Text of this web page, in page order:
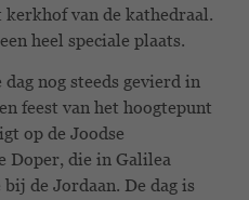
kerkhof van de kathedraal.
heel speciale plaats.
nog steeds gevierd in
feest van het hoogtepunt
op de Joodse
Doper, die in Galilea
de Jordaan. De dag is